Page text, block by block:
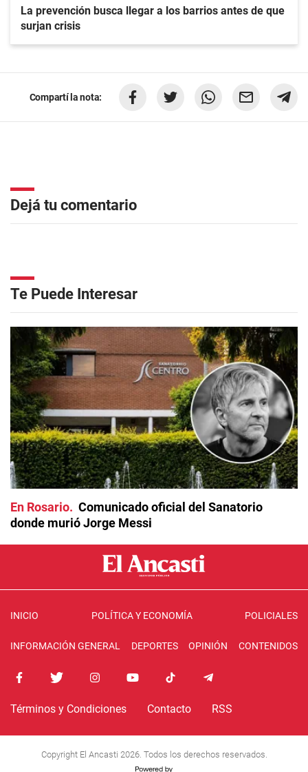
La prevención busca llegar a los barrios antes de que
surjan crisis
Compartí la nota:
Dejá tu comentario
Te Puede Interesar
En Rosario
Comunicado oficial del Sanatorio
donde murió Jorge Messi
INICIO POLÍTICA Y ECONOMÍA POLICIALES
INFORMACIÓN GENERAL DEPORTES OPINIÓN CONTENIDOS
Términos y Condiciones Contacto RSS
Copyright El Ancasti 2026. Todos los derechos reservados.